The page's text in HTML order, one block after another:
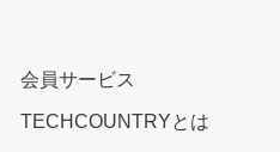
会員サービス
TECHCOUNTRYとは